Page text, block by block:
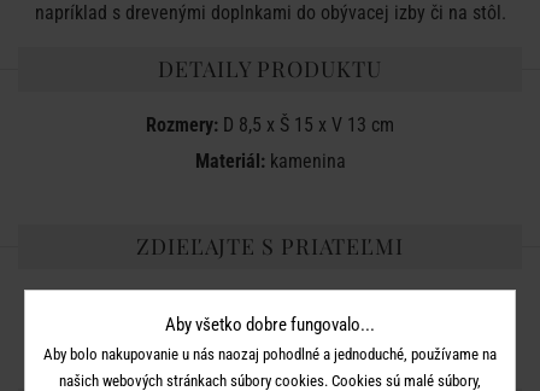
napríklad s drevenými doplnkami do obývacej izby či na stôl.
DETAILY PRODUKTU
Rozmery: D 8,5 x Š 15 x V 13 cm
Materiál:kamenina
ZDIEĽAJTE S PRIATEĽMI
Aby všetko dobre fungovalo...
Aby bolo nakupovanie u nás naozaj pohodlné a jednoduché, používame na
našich webových stránkach súbory cookies. Cookies sú malé súbory,